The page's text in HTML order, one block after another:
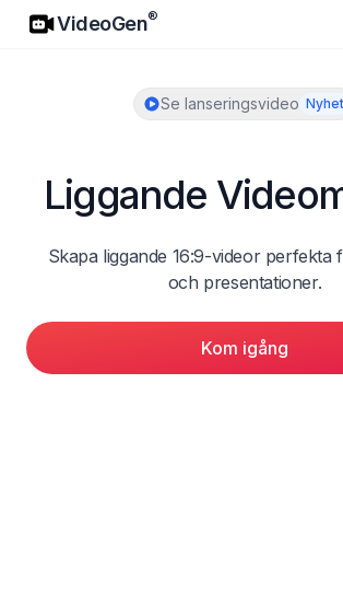
VideoGen
VideoGen®
Se lanseringsvideo Nyhet
Liggande
Skapa liggande 16:9-videor perfekta
och presentationer.
Kom igång